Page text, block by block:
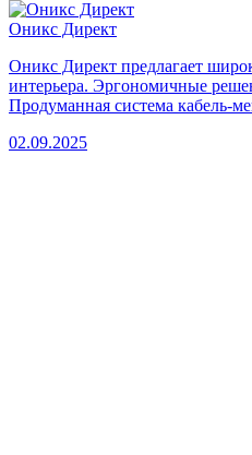
Оникс Директ
Оникс Директ предлагает
интерьера. Эргономичные
Продуманная система кабель-
02.09.2025